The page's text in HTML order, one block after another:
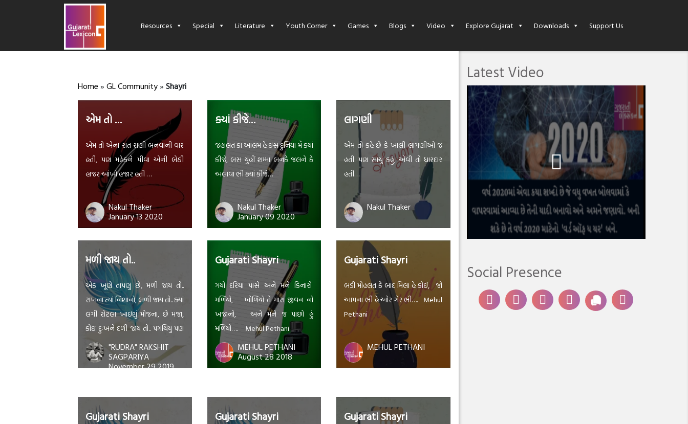
Resources Special Literature Youth Corner Games Blogs Video Explore Gujarat Downloads Support Us
Home » GL Community» Shayri
એમ તો …
એમ તો એના રાત રાણી બનવાની વાર
હતી, પણ મહેકને પીવા એની બેઠી
હાજર આંખો હજાર હતી …
Nakul Thaker
January 13 2020
ક્યાં કીજે…
જહાલત કા આલમ હે ઇસ દુનિયા મેં ક્યાં
કીજે, બસ યુંહીં શમ્મા બનકે જલને કે
અલાવા ભી ક્યાં કીજે…
Nakul Thaker
January 09 2020
લાગણી
એમ તો કહે છે કે ખાલી લાગણીઓ જ
હતી. પણ સાચું કહું, એવી તો ધારદાર
હતી…
Nakul Thaker
મળી જાય તો..
એક ખૂણે તાપણું છે, મળી જાય તો..
રાખના ત્યાં નિશાનો, બળી જાય તો.. ક્યાં
લગી રોટલા ખાઇશું મોજના, છે મજા,
કોઇ દુઃખને દળી જાય તો.. પગથિયું પણ
નથી જોયું જેણે કદી, ‘ને દુઆ ત્યાં
મફતમાં ફળી જાય તો !
"RUDRA" RAKSHIT
SAGPARIYA
November 29 2019
Gujarati Shayri
ગયો દરિયા પાસે અને મને કિનારો
મળિયો, ખોળિયો તે મારા જીવન નો
ખજાનો, અને મને જ પાછો હું
મળિયો…. Mehul Pethani
MEHUL PETHANI
August 28 2018
Gujarati Shayri
બડી મોહલત કે બાદ મિલા હે કોઈ, જો
આપના ભી હે ઓર ગેર ભી…. Mehul
Pethani
MEHUL PETHANI
Gujarati Shayri Gujarati Shayri Gujarati Shayri
Latest Video
Social Presence